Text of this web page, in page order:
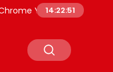
Yapay Zeka ile
14:22:52